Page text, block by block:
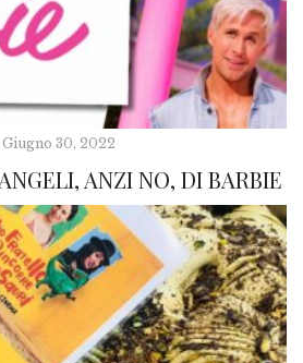
Giugno 30, 2022
ANZI NO, DI BARBIE